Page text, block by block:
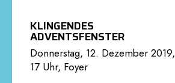
KLINGENDES
ADVENTSFENSTER
Donnerstag, 12. Dezember 2019,
17 Uhr, Foyer